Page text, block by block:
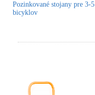
Pozinkované stojany pre 3-5
bicyklov